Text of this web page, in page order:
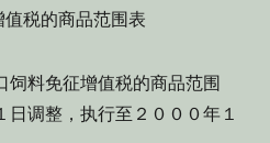
税的商品范围表
增值税的商品范围
整，执行至２０００年１